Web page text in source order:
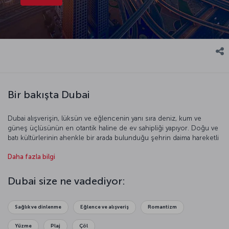
Bir bakışta Dubai
Dubai alışverişin, lüksün ve eğlencenin yanı sıra deniz, kum ve
güneş üçlüsünün en otantik haline de ev sahipliği yapıyor. Doğu ve
batı kültürlerinin ahenkle bir arada bulunduğu şehrin daima hareketli
Adaları, su-ses-ışık gösterileri ve Cumeyra Camisi, ziyaretçileri hem
Yüksek binaları, sıra dışı lüks vaadi, farklı alışveriş olanakları ve sıcak
aktivite seçeneği olarak öne çıkıyor.
Daha fazla bilgi
Dubai size ne vadediyor:
Sağlık ve dinlenme Eğlence ve alışveriş Romantizm
Yüzme Plaj Çöl